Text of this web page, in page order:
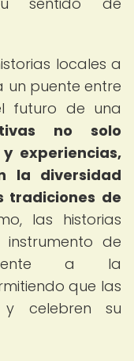
locales a
un puente entre
futuro de una
no solo
experiencias,
la diversidad
tradiciones de
las historias
de
frente a la
que las
y celebren su